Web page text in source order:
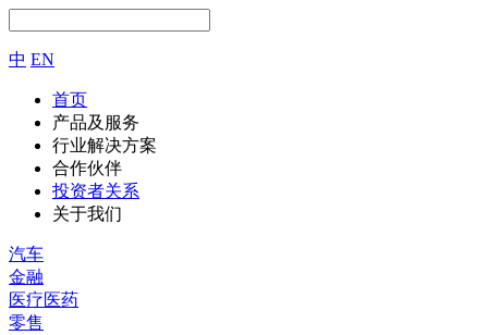
中 EN
首页
产品及服务
行业解决方案
合作伙伴
投资者关系
关于我们
汽车
金融
医疗医药
零售